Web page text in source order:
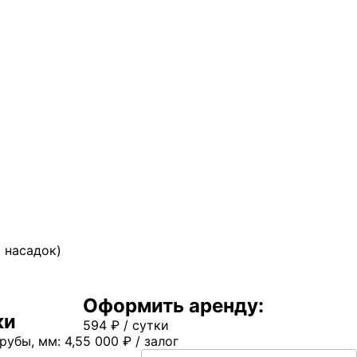
мм: 4,5
Оформить аренду:
594 ₽/ сутки
5 000 ₽/ залог